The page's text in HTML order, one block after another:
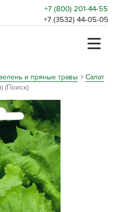
+7 (800) 201-44-55
+7 (3532) 44-05-05
и пряные травы
Салат
(Поиск)